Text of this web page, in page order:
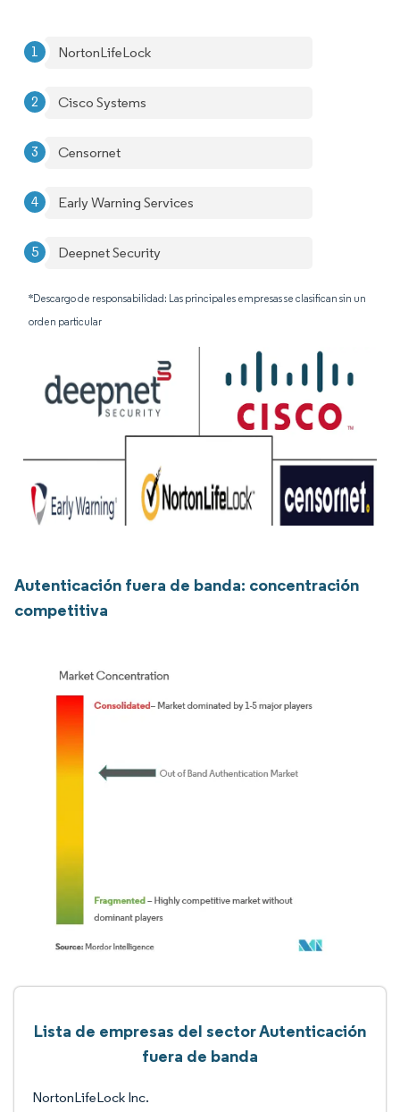
NortonLifeLock
Cisco Systems
Censornet
Early Warning Services
Deepnet Security
*Descargo de responsabilidad: Las principales empresas se clasifican sin un
orden particular
Autenticación fuera de banda: concentración
competitiva
Lista de empresas del sector Autenticación
fuera de banda
NortonLifeLock Inc.